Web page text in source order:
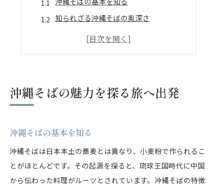
知られざる沖縄そばの奥深さ
現地で味わう沖縄そばの醍醐味
沖縄の文化を味わう沖縄そばの歴史
古代からの沖縄そばの変遷
沖縄そばと伝統文化のつながり
沖縄そばの発展に貢献した要素
戦後の沖縄そばの再興
沖縄そばの魅力を探る旅へ出発
沖縄そばの基本を知る
沖縄そばは日本本土の蕎麦とは異なり、小麦粉で作られるこ
とがほとんどです。その起源を探ると、琉球王国時代に中国
から伝わった料理がルーツとされています。沖縄そばの特徴